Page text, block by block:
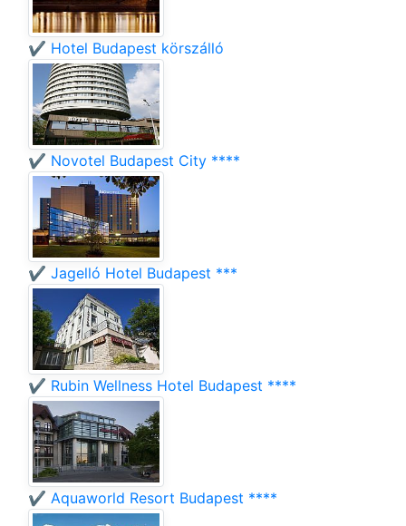
✔️ Hotel Budapest körszálló
✔️ Novotel Budapest City ****
✔️ Jagelló Hotel Budapest ***
✔️ Rubin Wellness Hotel Budapest ****
✔️ Aquaworld Resort Budapest ****